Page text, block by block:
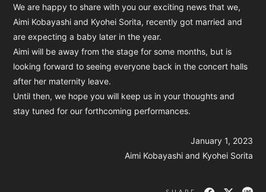
We are happy to share with you our exciting news that we,
Aimi Kobayashi and Kyohei Sorita, recently got married and
are expecting a baby later in the year.
Aimi will be away from the stage for some months, but is
looking forward to seeing everyone back in the concert halls
after her maternity leave.
Until then, we hope you will keep us in your thoughts and
stay tuned for our forthcoming performances.
January 1, 2023
Aimi Kobayashi and Kyohei Sorita